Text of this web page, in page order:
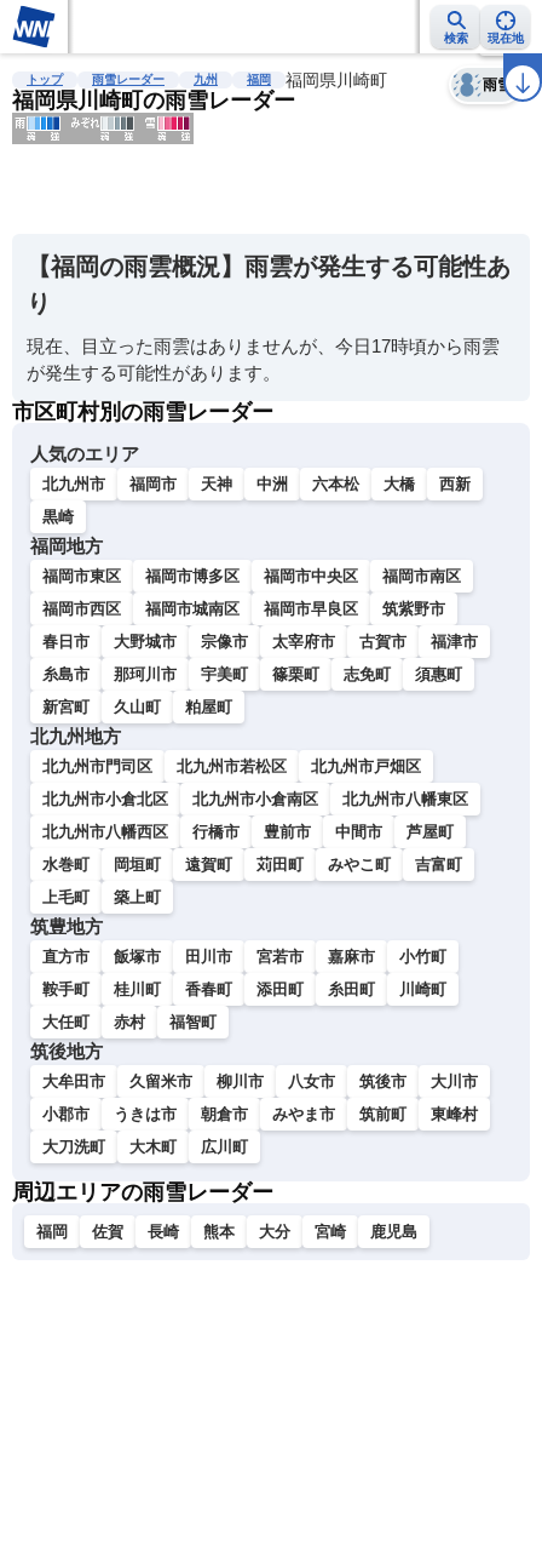
検索 現在地
雨雲レーダー 台風情報 地震情報 警報・注意報 2週間天気 ラ
トップ 雨雪レーダー 九州 福岡 福岡県川崎町
福岡県川崎町の雨雪レーダー
雨雪
天気 台風
【福岡の雨雲概況】雨雲が発生する可能性あ
り
現在、目立った雨雲はありませんが、今日17時頃から雨雲
が発生する可能性があります。
市区町村別の雨雪レーダー
人気のエリア
北九州市 福岡市 天神 中洲 六本松 大橋
西新
黒崎
福岡地方
福岡市東区 福岡市博多区 福岡市中央区
福岡市南区
福岡市西区
福岡市城南区 福岡市早良区
筑紫野市
春日市
大野城市 宗像市 太宰府市 古賀市
福津市
糸島市
那珂川市 宇美町 篠栗町 志免町
須惠町
新宮町
久山町 粕屋町
北九州地方
北九州市門司区 北九州市若松区
北九州市戸畑区
北九州市小倉北区
北九州市小倉南区
北九州市八幡東区
北九州市八幡西区
行橋市 豊前市 中間市
芦屋町
水巻町
岡垣町 遠賀町 苅田町 みやこ町
吉富町
上毛町
築上町
筑豊地方
直方市 飯塚市 田川市 宮若市 嘉麻市
小竹町
鞍手町
桂川町 香春町 添田町 糸田町
川崎町
大任町
赤村 福智町
筑後地方
大牟田市 久留米市 柳川市 八女市 筑後市
大川市
小郡市
うきは市 朝倉市 みやま市 筑前町
東峰村
大刀洗町
大木町 広川町
周辺エリアの雨雪レーダー
福岡 佐賀 長崎 熊本 大分 宮崎 鹿児島